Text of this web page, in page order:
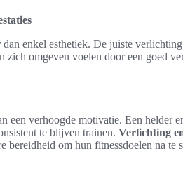
dan enkel esthetiek. De juiste
zich omgeven voelen door een goed
een verhoogde motivatie. Een helder
te blijven trainen. Verlichting
bereidheid om hun fitnessdoelen na te